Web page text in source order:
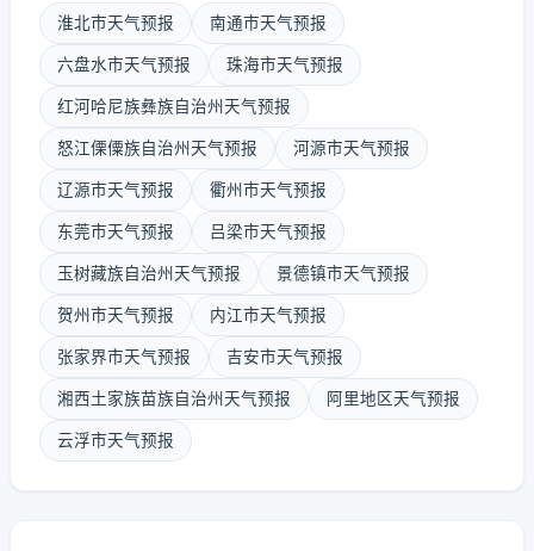
淮北市天气预报 南通市天气预报
六盘水市天气预报 珠海市天气预报
红河哈尼族彝族自治州天气预报
怒江傈僳族自治州天气预报 河源市天气预报
辽源市天气预报 衢州市天气预报
东莞市天气预报 吕梁市天气预报
玉树藏族自治州天气预报 景德镇市天气预报
贺州市天气预报 内江市天气预报
张家界市天气预报 吉安市天气预报
湘西土家族苗族自治州天气预报 阿里地区天气预报
云浮市天气预报